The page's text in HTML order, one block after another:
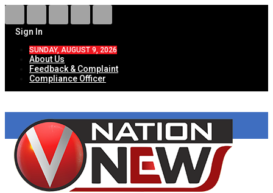
Sign In
SUNDAY, AUGUST 9, 2026
About Us
Feedback & Complaint
Compliance Officer
HOME
ताज़ा खबरें
देश